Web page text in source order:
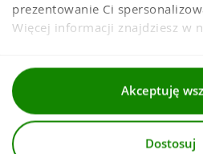
prezentowanie Ci
Więcej informacji znajdziesz w
Akceptuję
Dostosuj